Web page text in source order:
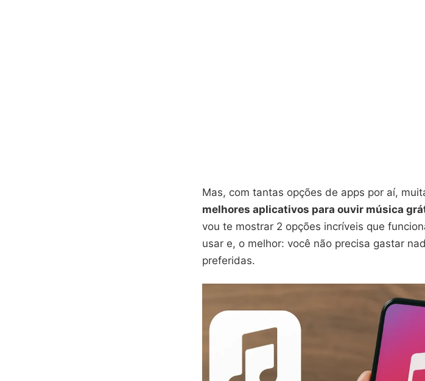
Mas, com tantas opções de apps por aí,
melhores aplicativos para ouvir música
vou te mostrar 2 opções incríveis que
usar e, o melhor: você não precisa gastar
preferidas.